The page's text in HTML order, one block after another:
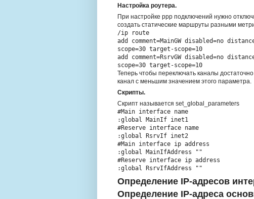
Настройка роутера.
При настройке ppp подключений нужно
создать статические маршруты разными
/ip route
add comment=MainGW disabled=no
scope=30 target-scope=10
add comment=RsrvGW disabled=no
scope=30 target-scope=10
Теперь чтобы переключать каналы
канал с меньшим значением этого параметра.
Скрипты.
Скрипт называется set_global_parameters
#Main interface name
:global MainIf inet1
#Reserve interface name
:global RsrvIf inet2
#Main interface ip address
:global MainIfAddress ""
#Reserve interface ip address
:global RsrvIfAddress ""
Определение IP-адресов
Определение IP-адреса